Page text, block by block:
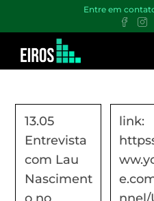
Entre em
13.05
Entrevista
com Lau
Nasciment
link: